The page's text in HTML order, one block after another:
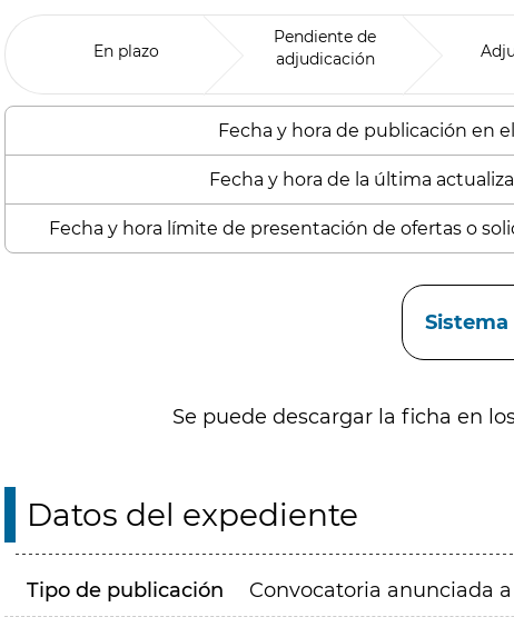
En plazo
Pendiente de
adjudicación
Fecha y hora de publicación en el
Fecha y hora de la última
Fecha y hora límite de presentación de ofertas o
Sistema
Se puede descargar la ficha en
Datos del expediente
Tipo de publicación Convocatoria anunciada